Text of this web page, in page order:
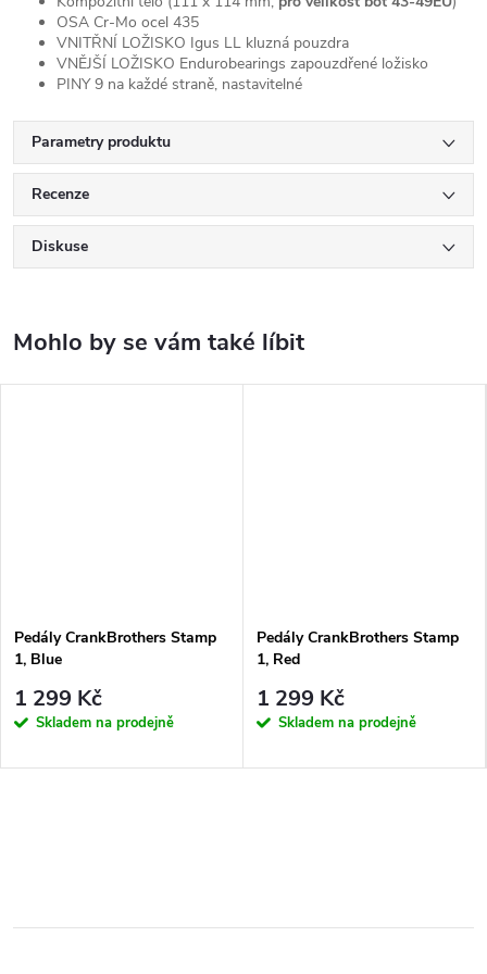
OSA Cr-Mo ocel 435
VNITŘNÍ LOŽISKO Igus LL kluzná pouzdra
VNĚJŠÍ LOŽISKO Endurobearings zapouzdřené ložisko
PINY 9 na každé straně, nastavitelné
Parametry produktu
Recenze
Diskuse
Pedály CrankBrothers Stamp
1, Blue
1 299 Kč
Skladem na prodejně
Pedály CrankBrothers Stamp
1, Red
1 299 Kč
Skladem na prodejně